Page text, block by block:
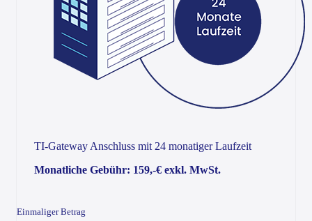
TI-Gateway Anschluss mit 24 monatiger Laufzeit
Monatliche Gebühr: 159,-€ exkl. MwSt.
Einmaliger Betrag